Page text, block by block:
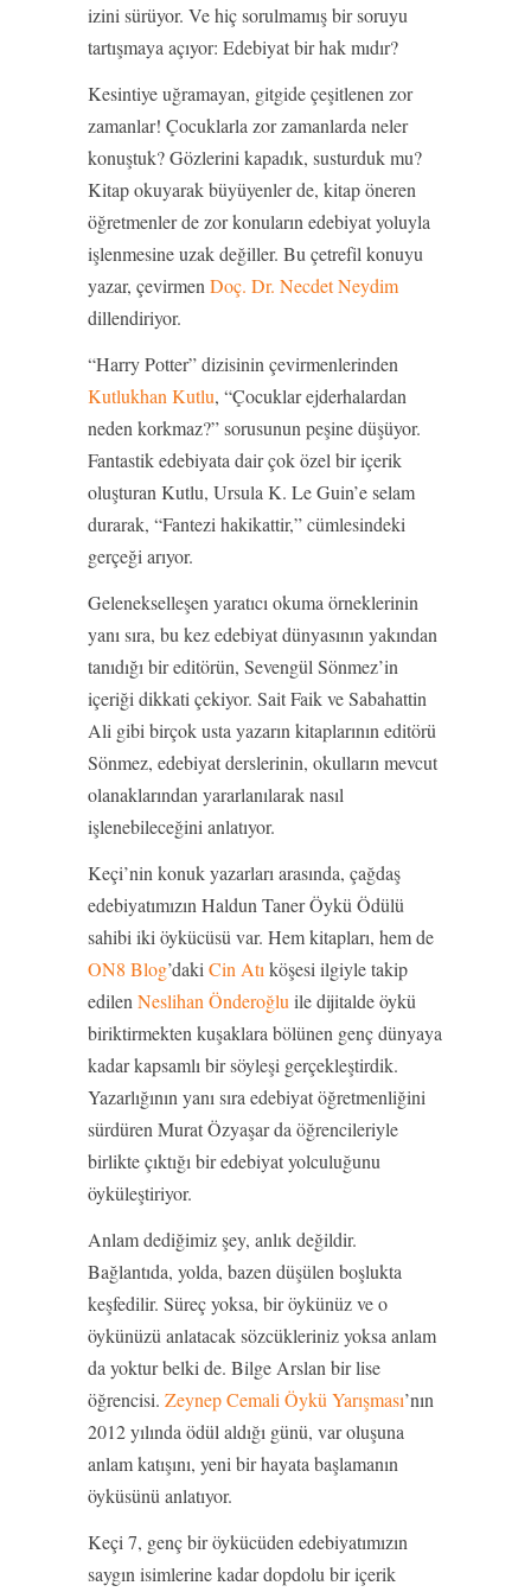
izini sürüyor. Ve hiç sorulmamış bir soruyu
tartışmaya açıyor: Edebiyat bir hak mıdır?
Kesintiye uğramayan, gitgide çeşitlenen zor
zamanlar! Çocuklarla zor zamanlarda neler
konuştuk? Gözlerini kapadık, susturduk mu?
Kitap okuyarak büyüyenler de, kitap öneren
öğretmenler de zor konuların edebiyat yoluyla
işlenmesine uzak değiller. Bu çetrefil konuyu
yazar, çevirmenDoç. Dr. Necdet Neydim
dillendiriyor.
“Harry Potter” dizisinin çevirmenlerinden
Kutlukhan Kutlu, “Çocuklar ejderhalardan
neden korkmaz?” sorusunun peşine düşüyor.
Fantastik edebiyata dair çok özel bir içerik
oluşturan Kutlu, Ursula K. Le Guin’e selam
durarak, “Fantezi hakikattir,” cümlesindeki
gerçeği arıyor.
Gelenekselleşen yaratıcı okuma örneklerinin
yanı sıra, bu kez edebiyat dünyasının yakından
tanıdığı bir editörün, Sevengül Sönmez’in
içeriği dikkati çekiyor. Sait Faik ve Sabahattin
Ali gibi birçok usta yazarın kitaplarının editörü
Sönmez, edebiyat derslerinin, okulların mevcut
olanaklarından yararlanılarak nasıl
işlenebileceğini anlatıyor.
Keçi’nin konuk yazarları arasında, çağdaş
edebiyatımızın Haldun Taner Öykü Ödülü
sahibi iki öykücüsü var. Hem kitapları, hem de
ON8 Blog’dakiCin Atıköşesi ilgiyle takip
edilenNeslihan Önderoğluile dijitalde öykü
biriktirmekten kuşaklara bölünen genç dünyaya
kadar kapsamlı bir söyleşi gerçekleştirdik.
Yazarlığının yanı sıra edebiyat öğretmenliğini
sürdüren Murat Özyaşar da öğrencileriyle
birlikte çıktığı bir edebiyat yolculuğunu
öyküleştiriyor.
Anlam dediğimiz şey, anlık değildir.
Bağlantıda, yolda, bazen düşülen boşlukta
keşfedilir. Süreç yoksa, bir öykünüz ve o
öykünüzü anlatacak sözcükleriniz yoksa anlam
da yoktur belki de. Bilge Arslan bir lise
öğrencisi. Zeynep Cemali Öykü Yarışması’nın
2012 yılında ödül aldığı günü, var oluşuna
anlam katışını, yeni bir hayata başlamanın
öyküsünü anlatıyor.
Keçi 7, genç bir öykücüden edebiyatımızın
saygın isimlerine kadar dopdolu bir içerik